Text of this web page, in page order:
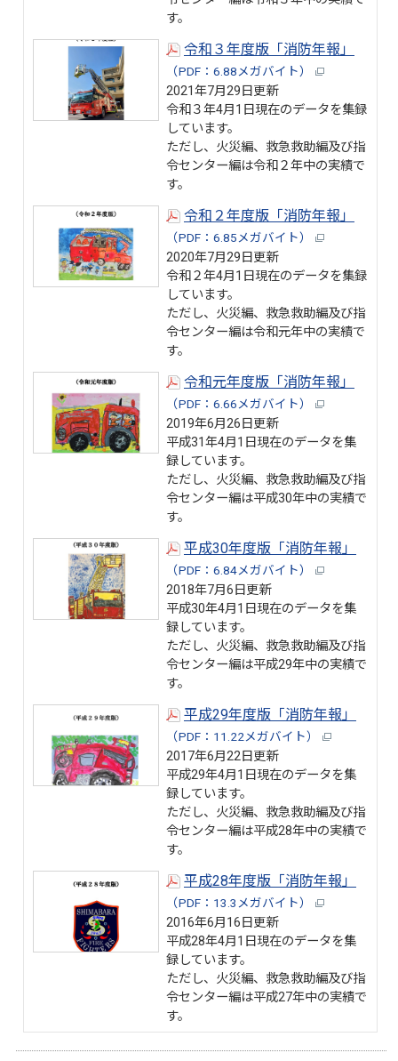
す。
令和３年度版「消防年報」
（PDF：6.88メガバイト）
2021年7月29日更新
令和３年4月1日現在のデータを集録
しています。
ただし、火災編、救急救助編及び指
令センター編は令和２年中の実績で
す。
令和２年度版「消防年報」
（PDF：6.85メガバイト）
2020年7月29日更新
令和２年4月1日現在のデータを集録
しています。
ただし、火災編、救急救助編及び指
令センター編は令和元年中の実績で
す。
令和元年度版「消防年報」
（PDF：6.66メガバイト）
2019年6月26日更新
平成31年4月1日現在のデータを集
録しています。
ただし、火災編、救急救助編及び指
令センター編は平成30年中の実績で
す。
平成30年度版「消防年報」
（PDF：6.84メガバイト）
2018年7月6日更新
平成30年4月1日現在のデータを集
録しています。
ただし、火災編、救急救助編及び指
令センター編は平成29年中の実績で
す。
平成29年度版「消防年報」
（PDF：11.22メガバイト）
2017年6月22日更新
平成29年4月1日現在のデータを集
録しています。
ただし、火災編、救急救助編及び指
令センター編は平成28年中の実績で
す。
平成28年度版「消防年報」
（PDF：13.3メガバイト）
2016年6月16日更新
平成28年4月1日現在のデータを集
録しています。
ただし、火災編、救急救助編及び指
令センター編は平成27年中の実績で
す。